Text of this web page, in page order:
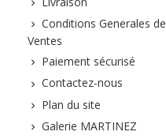
Conditions Generales de
Ventes
Paiement sécurisé
Contactez-nous
Plan du site
Galerie MARTINEZ